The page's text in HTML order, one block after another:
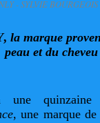
- SYLVIE
, la marque
peau et du cheveu
quinzaine
, une marque de